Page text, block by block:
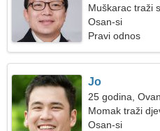
Muškarac traži
Osan-si
Pravi odnos
Jo
25 godina, Ovan
Momak traži
Osan-si